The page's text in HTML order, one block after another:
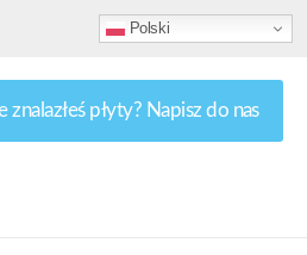
Polski
znalazłeś płyty? Napisz do nas